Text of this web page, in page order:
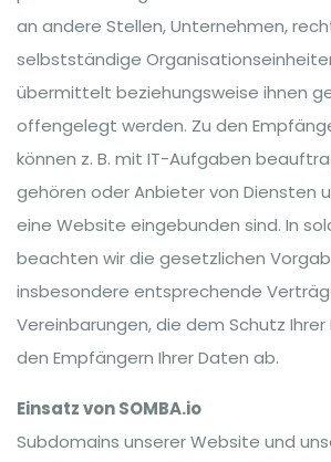
an andere Stellen, Unternehmen,
selbstständige
übermittelt beziehungsweise ihnen
offengelegt werden. Zu den
können z. B. mit IT-Aufgaben
gehören oder Anbieter von Diensten
eine Website eingebunden sind. In
beachten wir die gesetzlichen
insbesondere entsprechende
Vereinbarungen, die dem Schutz
den Empfängern Ihrer Daten ab.
Einsatz von SOMBA.io
Subdomains unserer Website und